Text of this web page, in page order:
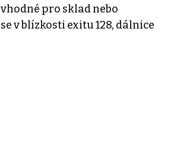
pro sklad nebo
v blízkosti exitu 128, dálnice